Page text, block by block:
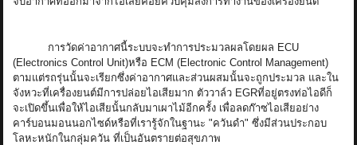
การวัดค่าอากาศนี้ระบบจะทำการประมวลผลโดยผล ECU
(Electronics Control Unit)หรือ ECM (Electronic Control Management)
ตามแต่รถรุ่นนั้นจะเรียกซึ่งค่าอากาศและส่วนผสมนั้นจะถูกประมวล และใน
จังหวะที่เครื่องยนต์มีการปล่อยไอเสียมาก ตัววาล์ว EGRที่อยู่ตรงท่อไอดีก็
จะเปิดขึ้นเพื่อให้ไอเสียนั้นกลับมาเผาไม้อีกครั้ง เพื่อลดก๊าซไอเสียอย่าง
คาร์บอนมอนนอกไซด์หรือที่เรารู้จักในฐานะ "ควันดำ" ซึ่งมีส่วนประกอบ
โลหะหนักในกลุ่มควัน ที่เป็นอันตรายต่อสุขภาพ